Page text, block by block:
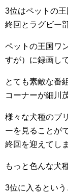
3位はペットの
終回とラグビー
ペットの王国ワ
すが）に録画し
とても素敵な番
コーナーが細川
様々な犬種のブ
ーを見ることが
終回を迎えてし
もっと色んな犬
3位に入るとい